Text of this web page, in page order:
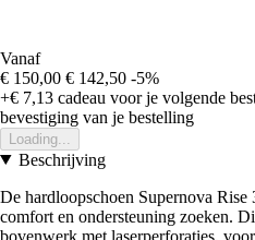
Vanaf
€ 150,00 € 142,50 -5%
+€ 7,13 cadeau voor je volgende
bevestiging van je bestelling
Loading...
Beschrijving
De hardloopschoen Supernova
comfort en ondersteuning zoeken.
bovenwerk met laserperforaties,